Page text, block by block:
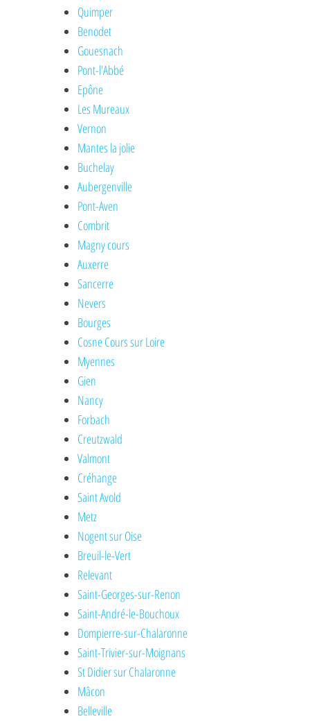
Quimper
Benodet
Gouesnach
Pont-l'Abbé
Epône
Les Mureaux
Vernon
Mantes la jolie
Buchelay
Aubergenville
Pont-Aven
Combrit
Magny cours
Auxerre
Sancerre
Nevers
Bourges
Cosne Cours sur Loire
Myennes
Gien
Nancy
Forbach
Creutzwald
Valmont
Créhange
Saint Avold
Metz
Nogent sur Oise
Breuil-le-Vert
Relevant
Saint-Georges-sur-Renon
Saint-André-le-Bouchoux
Dompierre-sur-Chalaronne
Saint-Trivier-sur-Moignans
St Didier sur Chalaronne
Mâcon
Belleville